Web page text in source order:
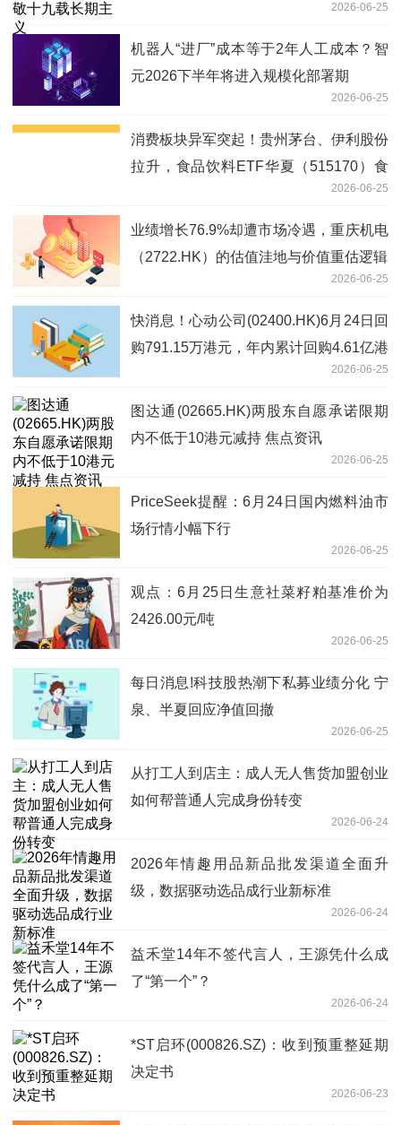
2026-06-25
机器人“进厂”成本等于2年人工成本？智
元2026下半年将进入规模化部署期
2026-06-25
消费板块异军突起！贵州茅台、伊利股份
拉升，食品饮料ETF华夏（515170）食
品ETF华夏（159151）上扬_最新2026-06-25
业绩增长76.9%却遭市场冷遇，重庆机电
（2722.HK）的估值洼地与价值重估逻辑
2026-06-25
快消息！心动公司(02400.HK)6月24日回
购791.15万港元，年内累计回购4.61亿港
2026-06-25
图达通(02665.HK)两股东自愿承诺限期
内不低于10港元减持 焦点资讯
2026-06-25
PriceSeek提醒：6月24日国内燃料油市
场行情小幅下行
2026-06-25
观点：6月25日生意社菜籽粕基准价为
2426.00元/吨
2026-06-25
每日消息!科技股热潮下私募业绩分化 宁
泉、半夏回应净值回撤
2026-06-25
从打工人到店主：成人无人售货加盟创业
如何帮普通人完成身份转变
2026-06-24
2026年情趣用品新品批发渠道全面升
级，数据驱动选品成行业新标准
2026-06-24
益禾堂14年不签代言人，王源凭什么成
了“第一个”？
2026-06-24
*ST启环(000826.SZ)：收到预重整延期
决定书
2026-06-23